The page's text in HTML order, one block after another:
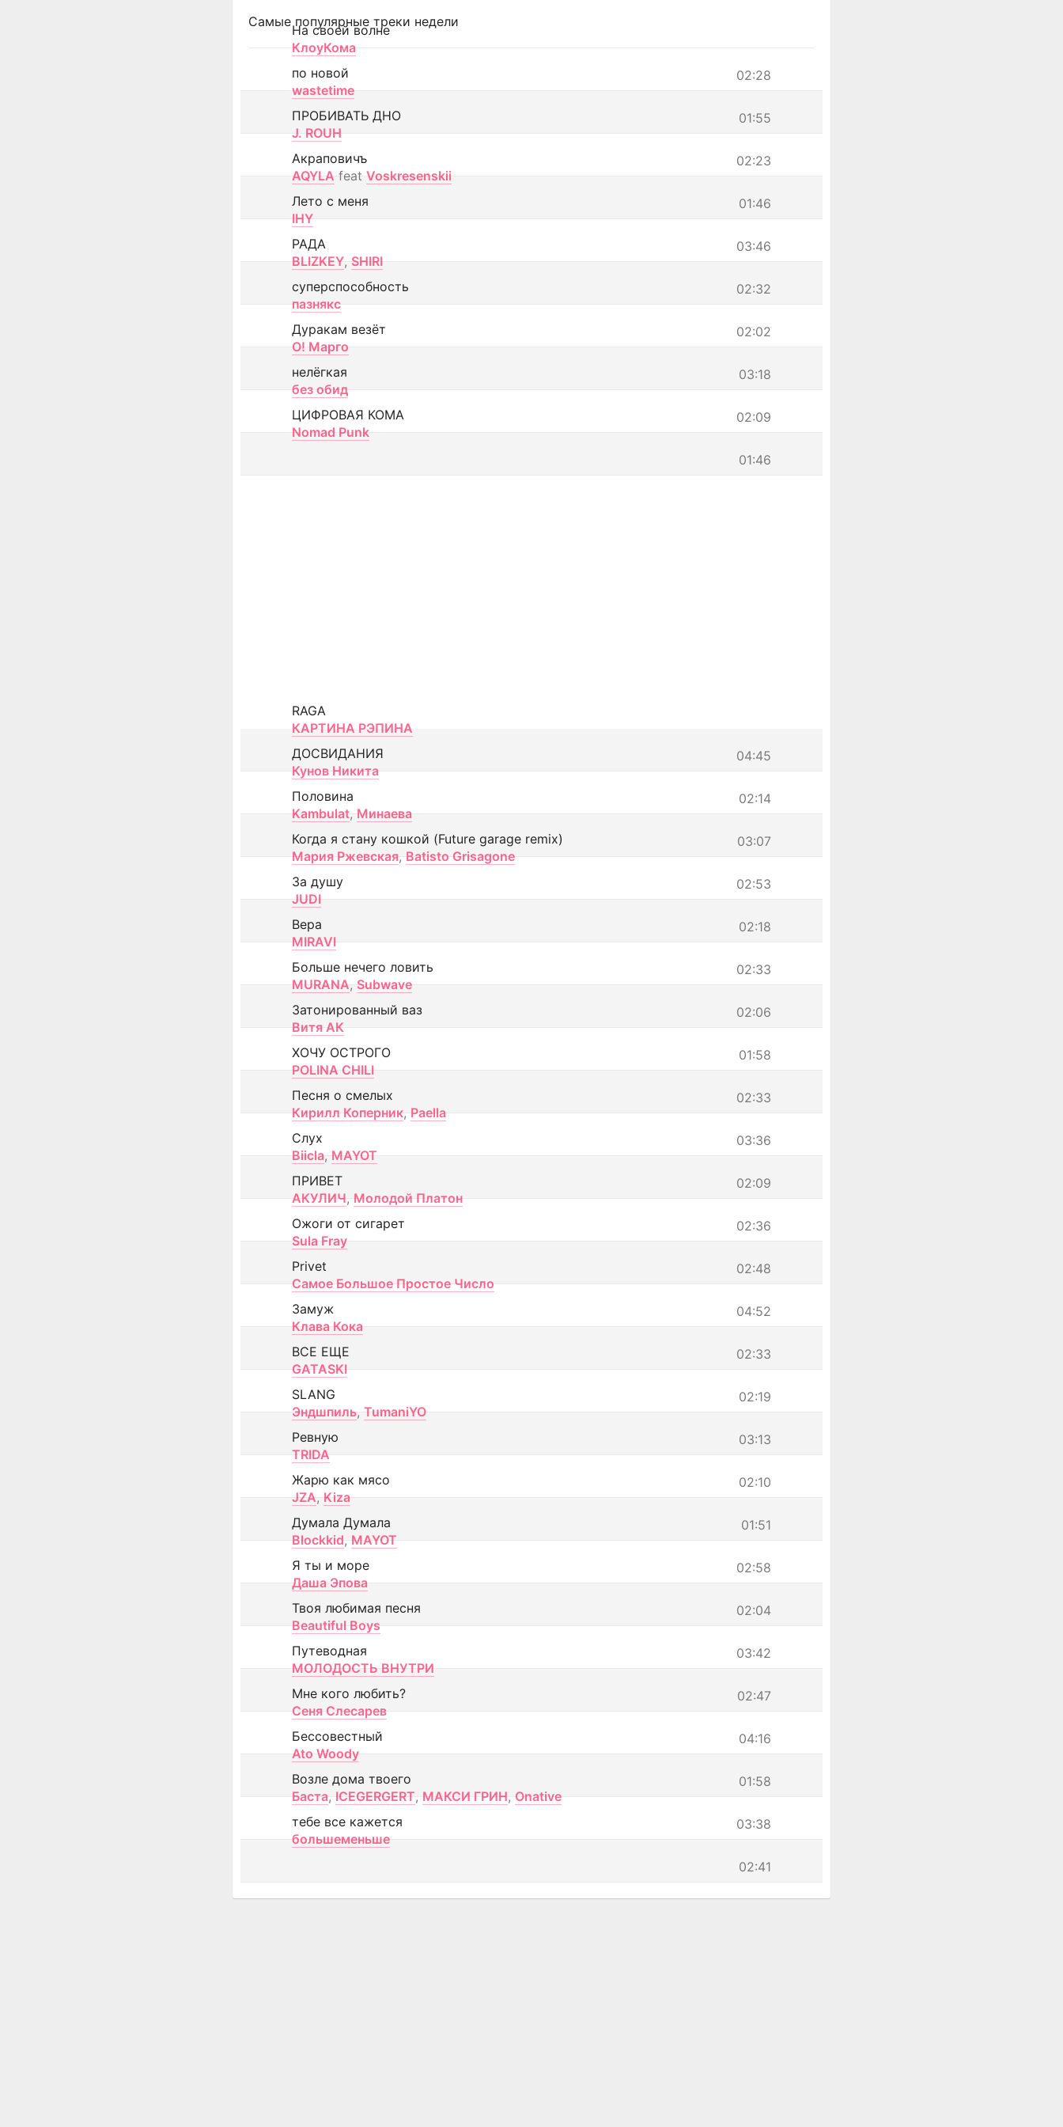
Самые популярные треки недели
На своей волне
КлоуКома
02:28
по новой
wastetime
01:55
ПРОБИВАТЬ ДНО
J. ROUH
02:23
Акраповичъ
AQYLA feat Voskresenskii
01:46
Лето с меня
IHY
03:46
РАДА
BLIZKEY, SHIRI
02:32
суперспособность
пазнякс
02:02
Дуракам везёт
О! Марго
03:18
нелёгкая
без обид
02:09
ЦИФРОВАЯ КОМА
Nomad Punk
01:46
RAGA
КАРТИНА РЭПИНА
04:45
ДОСВИДАНИЯ
Кунов Никита
02:14
Половина
Kambulat, Минаева
03:07
Когда я стану кошкой (Future garage remix)
Мария Ржевская, Batisto Grisagone
02:53
За душу
JUDI
02:18
Вера
MIRAVI
02:33
Больше нечего ловить
MURANA, Subwave
02:06
Затонированный ваз
Витя АК
01:58
ХОЧУ ОСТРОГО
POLINA CHILI
02:33
Песня о смелых
Кирилл Коперник, Paella
03:36
Слух
Biicla, MAYOT
02:09
ПРИВЕТ
АКУЛИЧ, Молодой Платон
02:36
Ожоги от сигарет
Sula Fray
02:48
Privet
Самое Большое Простое Число
04:52
Замуж
Клава Кока
02:33
ВСЕ ЕЩЕ
GATASKI
02:19
SLANG
Эндшпиль, TumaniYO
03:13
Ревную
TRIDA
02:10
Жарю как мясо
JZA, Kiza
01:51
Думала Думала
Blockkid, MAYOT
02:58
Я ты и море
Даша Эпова
02:04
Твоя любимая песня
Beautiful Boys
03:42
Путеводная
МОЛОДОСТЬ ВНУТРИ
02:47
Мне кого любить?
Сеня Слесарев
04:16
Бессовестный
Ato Woody
01:58
Возле дома твоего
Баста, ICEGERGERT, МАКСИ ГРИН, Onative
03:38
тебе все кажется
большеменьше
02:41